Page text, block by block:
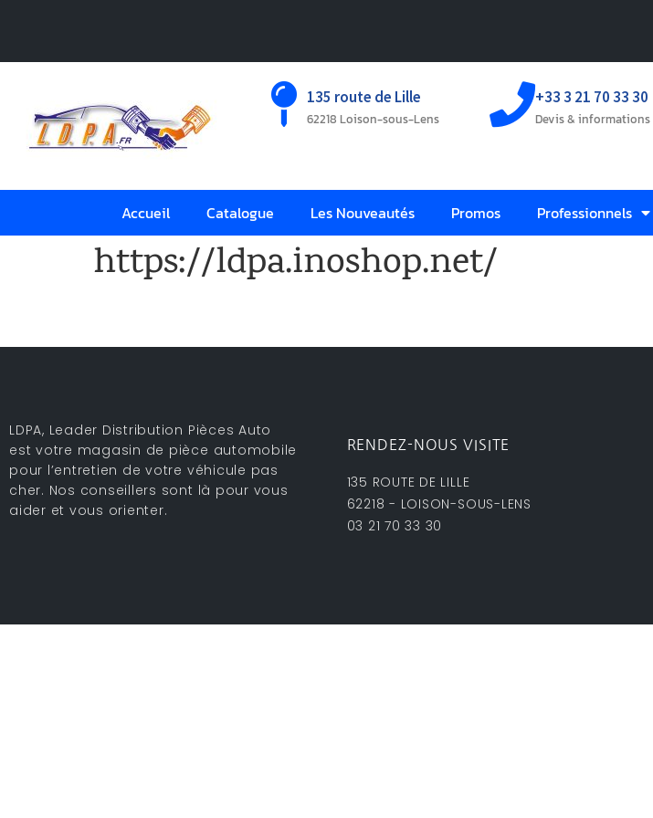
135 route de Lille
62218 Loison-sous-Lens
+33 3 21 70 33 30
Devis & informations
Accueil Catalogue Les Nouveautés Promos Professionnels
https://ldpa.inoshop.net/
LDPA, Leader Distribution Pièces Auto
est votre magasin de pièce automobile
pour l’entretien de votre véhicule pas
cher. Nos conseillers sont là pour vous
aider et vous orienter.
RENDEZ-NOUS VISITE
135 ROUTE DE LILLE
62218 - LOISON-SOUS-LENS
03 21 70 33 30